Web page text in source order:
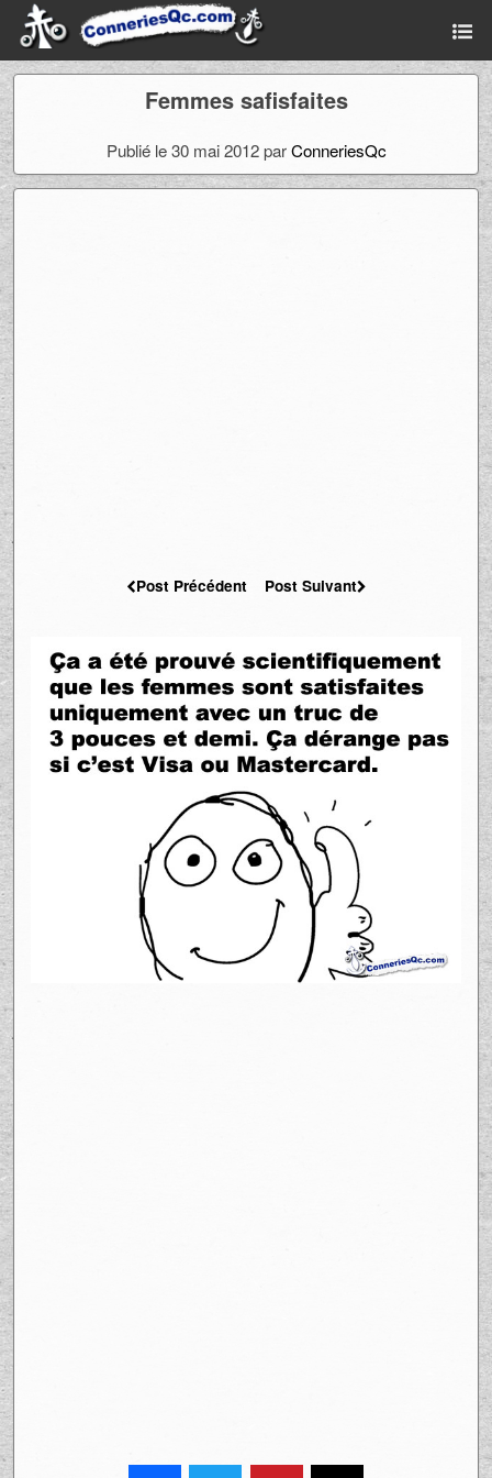
Femmes safisfaites
Publié le 30 mai 2012 parConneriesQc
Post Précédent Post Suivant